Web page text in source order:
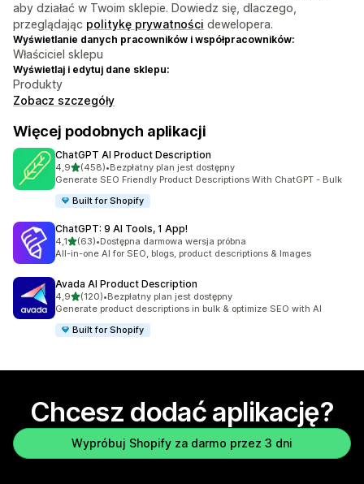
aby działać w Twoim sklepie. Dowiedz się, dlaczego,
przeglądając politykę prywatności dewelopera.
Wyświetlanie danych pracowników i współpracowników:
Właściciel sklepu
Wyświetlaj i edytuj dane sklepu:
Produkty
Zobacz szczegóły
Więcej podobnych aplikacji
ChatGPT AI Product Description
4,9na 5 gwiazdek
(458)
Łączna liczba recenzji: 458
•Bezpłatny plan jest dostępny
Generate SEO Friendly Product Descriptions With ChatGPT - Bulk
Built for Shopify
ChatGPT: 9 AI Tools, 1 App!
4,1na 5 gwiazdek
(63)
Łączna liczba recenzji: 63
•Dostępna darmowa wersja próbna
All-in-one AI for SEO, blogs, product descriptions & Images
Avada AI Product Description
4,9na 5 gwiazdek
(120)
Łączna liczba recenzji: 120
•Bezpłatny plan jest dostępny
Generate product descriptions in bulk & optimize SEO with AI
Built for Shopify
Chcesz dodać aplikację?
Wypróbuj Shopify za darmo przez 3 dni